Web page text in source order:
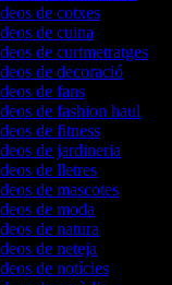
de cotxes
de cuina
de curtmetratges
de decoració
de fans
de fashion haul
de fitness
de jardineria
de lletres
de mascotes
de moda
de natura
de neteja
de notícies